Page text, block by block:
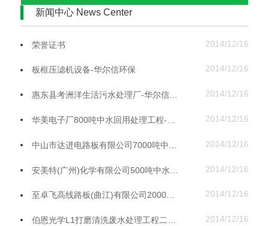
新闻中心 News Center
荣誉证书 2014/12/16
板框压滤机设备-华尔信环保 2014/12/16
惠东县考洲洋生活污水处理厂-华尔信环保 2014/12/16
2014/12/16
2014/12/16
2014/12/16
至卓飞高线路板(曲江)有限公司2000吨中水回用处理工程-华尔信环保 2014/12/16
2014/12/16